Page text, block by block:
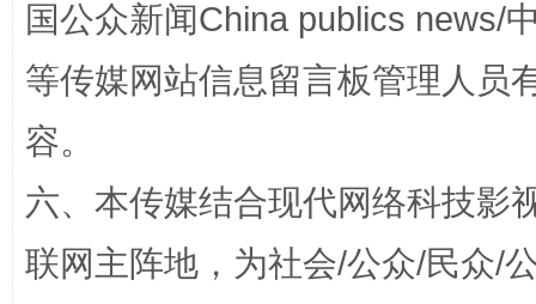
国公众新闻China publics news/
等传媒网站信息留言板管理人员
容。
六、本传媒结合现代网络科技影
联网主阵地，为社会/公众/民众/